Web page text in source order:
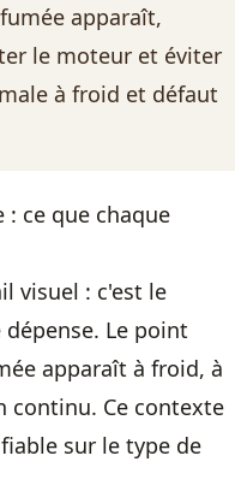
apparaît,
le moteur et éviter
à froid et défaut
: ce que chaque
visuel : c'est le
Le point
apparaît à froid, à
continu. Ce contexte
sur le type de